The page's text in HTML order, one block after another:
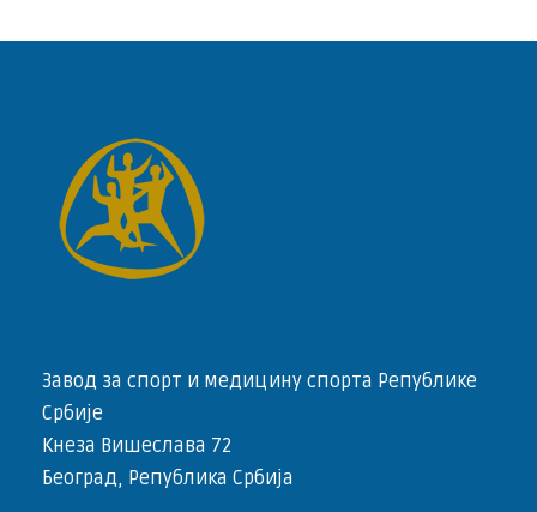
Завод за спорт и медицину спорта Републике
Србије
Кнеза Вишеслава 72
Београд, Република Србија